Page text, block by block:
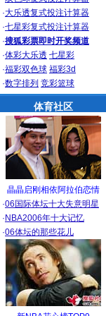
·大乐透复式投注计算器
·七星彩复式投注计算器
·搜狐彩票即时开奖频道
·体彩大乐透 七星彩
·福彩双色球 福彩3d
·数字排列 竞彩篮球
体育社区
晶晶启刚相依阿拉伯恋情
·06国际体坛十大失意明星
· NBA2006年十大记忆
·06体坛的那些花儿